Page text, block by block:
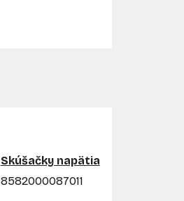
Skúšačky napätia
8582000087011